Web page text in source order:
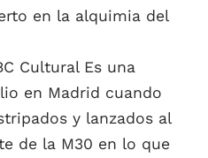
en la alquimia del
Cultural Es una
en Madrid cuando
y lanzados al
de la M30 en lo que